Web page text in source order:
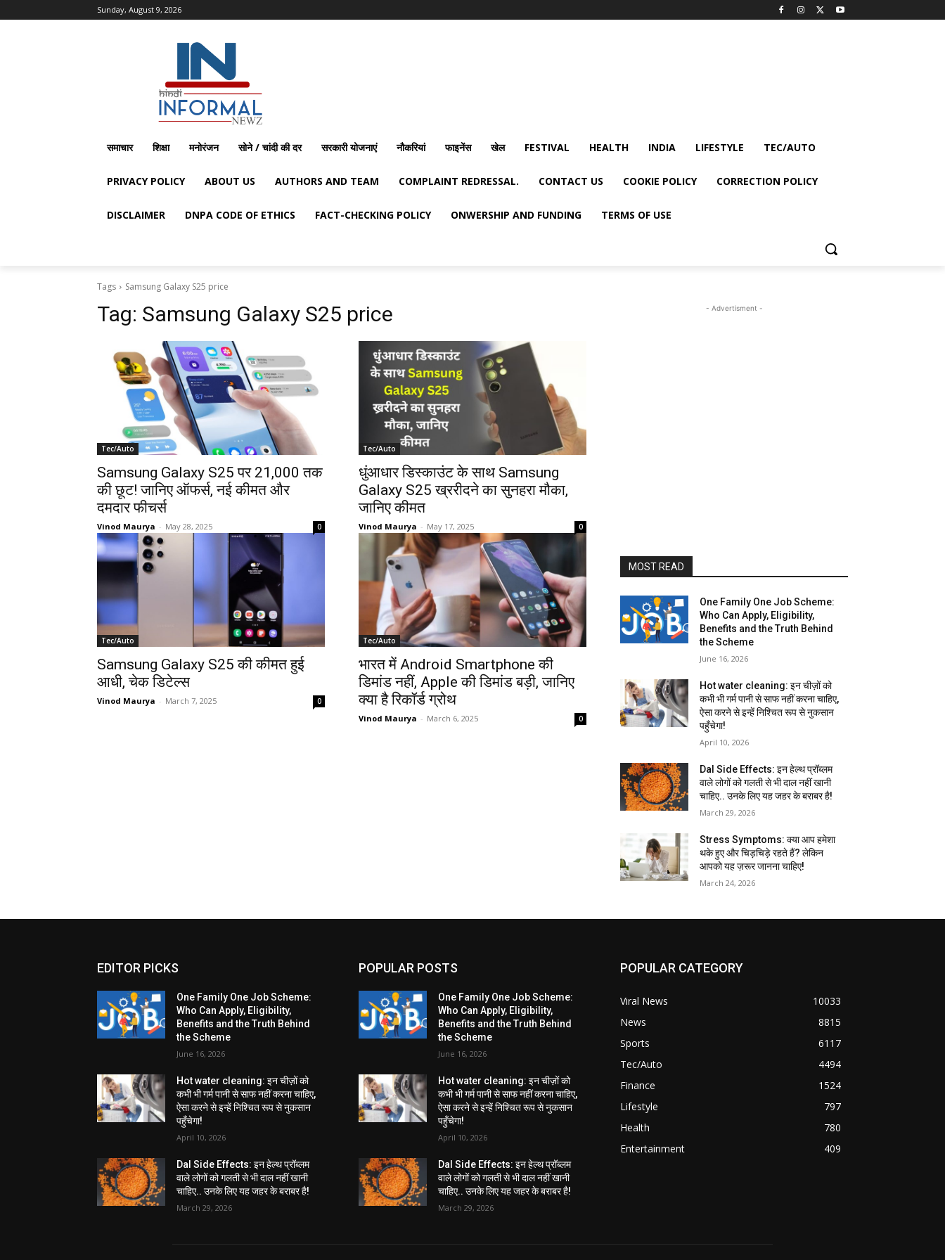
Sunday, August 9, 2026
समाचार शिक्षा मनोरंजन सोने / चांदी की दर सरकारी योजनाएं नौकरियां फाइनेंस खेल FESTIVAL HEALTH INDIA LIFESTYLE TEC/AUTO
PRIVACY POLICY ABOUT US AUTHORS AND TEAM COMPLAINT REDRESSAL. CONTACT US COOKIE POLICY CORRECTION POLICY
DISCLAIMER DNPA CODE OF ETHICS FACT-CHECKING POLICY ONWERSHIP AND FUNDING TERMS OF USE
Tags Samsung Galaxy S25 price
Tag: Samsung Galaxy S25 price
Tec/Auto
Samsung Galaxy S25 पर ₹21,000 तक
की छूट! जानिए ऑफर्स, नई कीमत और
दमदार फीचर्स
Vinod Maurya - May 28, 2025 0
Tec/Auto
धुंआधार डिस्काउंट के साथ Samsung
Galaxy S25 ख्ररीदने का सुनहरा मौका,
जानिए कीमत
Vinod Maurya - May 17, 2025 0
Tec/Auto
Samsung Galaxy S25 की कीमत हुई
आधी, चेक डिटेल्स
Vinod Maurya - March 7, 2025 0
Tec/Auto
भारत में Android Smartphone की
डिमांड नहीं, Apple की डिमांड बड़ी, जानिए
क्या है रिकॉर्ड ग्रोथ
Vinod Maurya - March 6, 2025 0
- Advertisment -
MOST READ
One Family One Job Scheme:
Who Can Apply, Eligibility,
Benefits and the Truth Behind
the Scheme
June 16, 2026
Hot water cleaning: इन चीज़ों को
कभी भी गर्म पानी से साफ नहीं करना चाहिए,
ऐसा करने से इन्हें निश्चित रूप से नुकसान
पहुँचेगा!
April 10, 2026
Dal Side Effects: इन हेल्थ प्रॉब्लम
वाले लोगों को गलती से भी दाल नहीं खानी
चाहिए.. उनके लिए यह जहर के बराबर है!
March 29, 2026
Stress Symptoms: क्या आप हमेशा
थके हुए और चिड़चिड़े रहते हैं? लेकिन
आपको यह ज़रूर जानना चाहिए!
March 24, 2026
EDITOR PICKS
One Family One Job Scheme:
Who Can Apply, Eligibility,
Benefits and the Truth Behind
the Scheme
June 16, 2026
Hot water cleaning: इन चीज़ों को
कभी भी गर्म पानी से साफ नहीं करना चाहिए,
ऐसा करने से इन्हें निश्चित रूप से नुकसान
पहुँचेगा!
April 10, 2026
Dal Side Effects: इन हेल्थ प्रॉब्लम
वाले लोगों को गलती से भी दाल नहीं खानी
चाहिए.. उनके लिए यह जहर के बराबर है!
March 29, 2026
POPULAR POSTS
One Family One Job Scheme:
Who Can Apply, Eligibility,
Benefits and the Truth Behind
the Scheme
June 16, 2026
Hot water cleaning: इन चीज़ों को
कभी भी गर्म पानी से साफ नहीं करना चाहिए,
ऐसा करने से इन्हें निश्चित रूप से नुकसान
पहुँचेगा!
April 10, 2026
Dal Side Effects: इन हेल्थ प्रॉब्लम
वाले लोगों को गलती से भी दाल नहीं खानी
चाहिए.. उनके लिए यह जहर के बराबर है!
March 29, 2026
POPULAR CATEGORY
Viral News
10033
News
8815
Sports
6117
Tec/Auto
4494
Finance
1524
Lifestyle
797
Health
780
Entertainment
409